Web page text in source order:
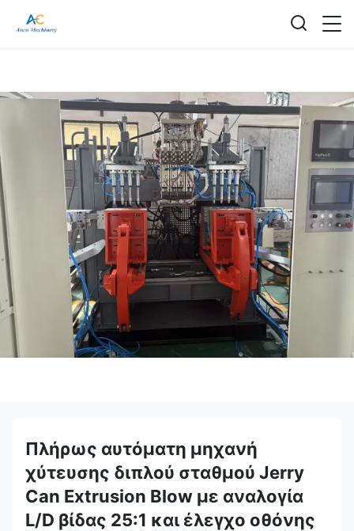
Πλήρως αυτόματη μηχανή
χύτευσης διπλού σταθμού Jerry
Can Extrusion Blow με αναλογία
L/D βίδας 25:1 και έλεγχο οθόνης